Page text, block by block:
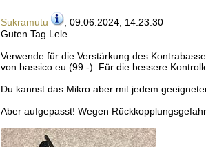
Sukramutu
, 09.06.2024, 14:23:30
Guten Tag Lele
Verwende für die Verstärkung des
von bassico.eu (99.-). Für die bessere
Du kannst das Mikro aber mit jedem
Aber aufgepasst! Wegen